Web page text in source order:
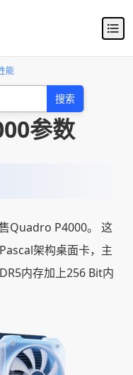
能
搜索
参数
Quadro P4000。 这
架构桌面卡，主
内存加上256 Bit内